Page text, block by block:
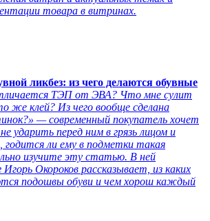
товара в витринах.
ликбез: из чего делаются обувные
ТЭП от ЭВА? Что мне сулит
клей? Из чего вообще сделана
— современный покупатель хочет
ударить перед ним в грязь лицом и
годится ли ему в подметки такая
изучите эту статью. В ней
Окороков рассказывает, из каких
подошвы обуви и чем хорош каждый